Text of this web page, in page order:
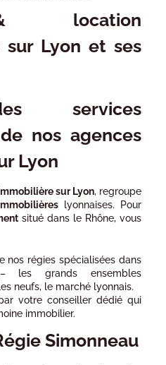
location
sur Lyon et ses
services
nos agences
Lyon
sur Lyon, regroupe
lyonnaises. Pour
situé dans le Rhône, vous
nos régies spécialisées dans
les grands ensembles
neufs, le marché lyonnais.
votre conseiller dédié qui
immobilier.
Simonneau